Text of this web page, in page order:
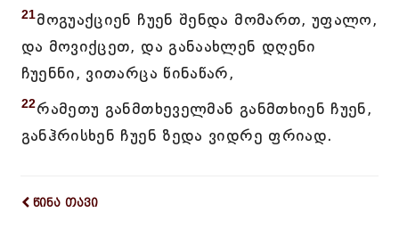
21მოგუაქციენ ჩუენ შენდა მომართ, უფალო,
და მოვიქცეთ, და განაახლენ დღენი
ჩუენნი, ვითარცა წინაწარ,
22რამეთუ განმთხეველმან განმთხიენ ჩუენ,
განჰრისხენ ჩუენ ზედა ვიდრე ფრიად.
წინა თავი